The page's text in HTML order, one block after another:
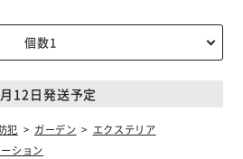
12日発送予定
犯 ガーデン
エクステリア
ション